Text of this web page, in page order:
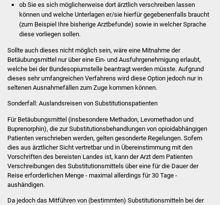
Stadtarchiv
Bürgerhaus
Kulturhalle
Vereine und Parteien
Selbsteintrag Vereine
Beirat Süßener Vereine
Sportanlagen
Tourismus
ob Sie es sich möglicherweise dort ärztlich verschreiben lassen
können und welche Unterlagen er/sie hierfür gegebenenfalls braucht
(zum Beispiel Ihre bisherige Arztbefunde) sowie in welcher Sprache
diese vorliegen sollen.
Sollte auch dieses nicht möglich sein, wäre eine Mitnahme der
Betäubungsmittel nur über eine Ein- und Ausfuhrgenehmigung erlaubt,
welche bei der Bundesopiumstelle beantragt werden müsste. Aufgrund
dieses sehr umfangreichen Verfahrens wird diese Option jedoch nur in
seltenen Ausnahmefällen zum Zuge kommen können.
Sonderfall: Auslandsreisen von Substitutionspatienten
Für Betäubungsmittel (insbesondere Methadon, Levomethadon und
Buprenorphin), die zur Substitutionsbehandlungen von opioidabhängigen
Patienten verschrieben werden, gelten gesonderte Regelungen. Sofern
dies aus ärztlicher Sicht vertretbar und in Übereinstimmung mit den
Vorschriften des bereisten Landes ist, kann der Arzt dem Patienten
Verschreibungen des Substitutionsmittels über eine für die Dauer der
Reise erforderlichen Menge - maximal allerdings für 30 Tage -
aushändigen.
Da jedoch das Mitführen von (bestimmten) Substitutionsmitteln bei der